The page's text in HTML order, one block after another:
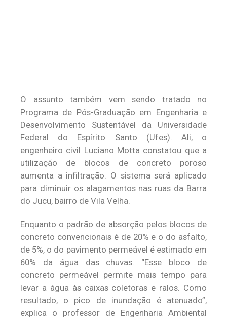
O assunto também vem sendo tratado no
Programa de Pós-Graduação em Engenharia e
Desenvolvimento Sustentável da Universidade
Federal do Espírito Santo (Ufes). Ali, o
engenheiro civil Luciano Motta constatou que a
utilização de blocos de concreto poroso
aumenta a infiltração. O sistema será aplicado
para diminuir os alagamentos nas ruas da Barra
do Jucu, bairro de Vila Velha.
Enquanto o padrão de absorção pelos blocos de
concreto convencionais é de 20% e o do asfalto,
de 5%, o do pavimento permeável é estimado em
60% da água das chuvas. “Esse bloco de
concreto permeável permite mais tempo para
levar a água às caixas coletoras e ralos. Como
resultado, o pico de inundação é atenuado”,
explica o professor de Engenharia Ambiental